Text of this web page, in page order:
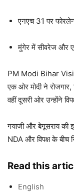
एनएच 31 पर फोरलेन
मुंगेर में सीवरेज और
PM Modi Bihar Visit
एक ओर मोदी ने
वहीं दूसरी ओर उन्होंने
गयाजी और बेगूसराय की
NDA और विपक्ष के बीच
Read this
English